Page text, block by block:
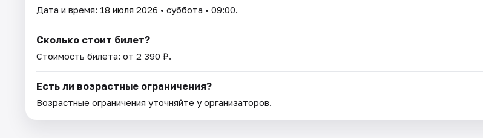
Дата и время: 18 июля 2026 • суббота • 09:00.
Сколько стоит билет?
Стоимость билета: от 2 390 ₽.
Есть ли возрастные ограничения?
Возрастные ограничения уточняйте у организаторов.